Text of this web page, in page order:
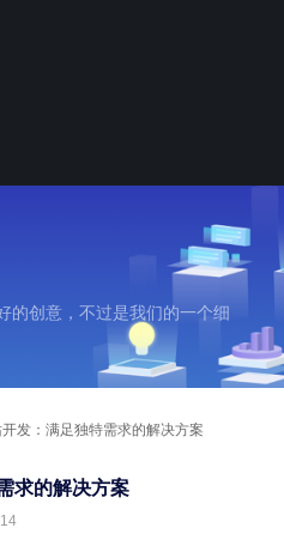
的创意，不过是我们的一个细
发：满足独特需求的解决方案
求的解决方案